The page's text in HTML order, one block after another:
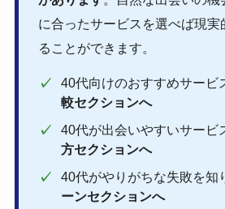
に合ったサービスを選べば現実
ることができます。
✓ 40代向けのおすすめサービ
較セクションへ
✓ 40代が出会いやすいサービ
方セクションへ
✓ 40代がやりがちな失敗を知
ーンセクションへ